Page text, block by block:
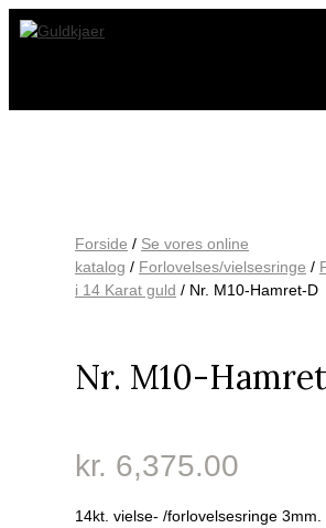
Hop
Forside / Se vores online
katalog / Forlovelses/vielsesringe /
i 14 Karat guld / Nr. M10-Hamret-D
Nr. M10-
kr. 6,375.00
14kt. vielse- /forlovelsesringe